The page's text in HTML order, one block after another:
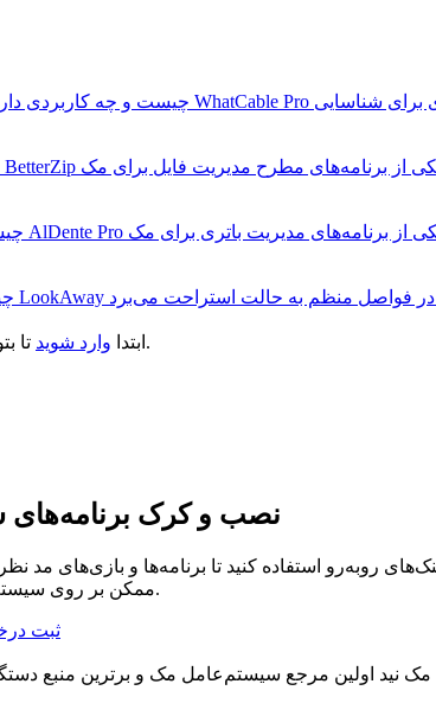
ابتدا وارد شوید تا بتوانید دیدگاهی ارسال کنید.
نصب و کرک
رو‌به‌رو استفاده کنید تا برنامه‌ها و بازی‌های مد
ممکن بر روی سیستم شما نصب و کرک شود.
ثبت